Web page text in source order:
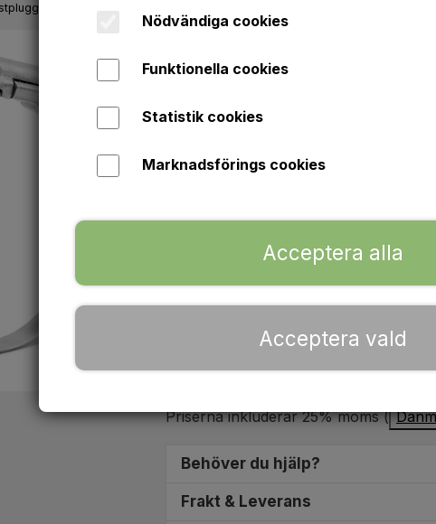
Verktyg/ Glödlampa/ Säkringar/ Bultar
Spännband
Artikelnummer: A1.12891
Bredd: 12mm
+
Priserna inkluderar 25% moms (
Behöver du hjälp?
Vi sitter redo att hjälpa dig att hitta
Frakt & Leverans
Nödvändiga cookies
Funktionella cookies
Statistik cookies
Marknadsförings cookies
Acceptera alla
Acceptera vald